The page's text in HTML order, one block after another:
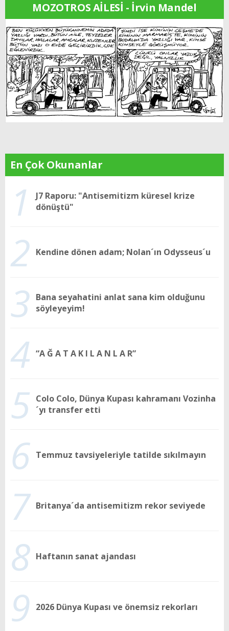
MOZOTROS AİLESİ - İrvin Mandel
En Çok Okunanlar
1
J7 Raporu: "Antisemitizm küresel krize
dönüştü"
2 Kendine dönen adam; Nolan´ın Odysseus´u
3 Bana seyahatini anlat sana kim olduğunu
söyleyeyim!
4 “A Ğ A T A K I L A N L A R”
5 Colo Colo, Dünya Kupası kahramanı Vozinha
´yı transfer etti
6 Temmuz tavsiyeleriyle tatilde sıkılmayın
7 Britanya´da antisemitizm rekor seviyede
8 Haftanın sanat ajandası
9 2026 Dünya Kupası ve önemsiz rekorları